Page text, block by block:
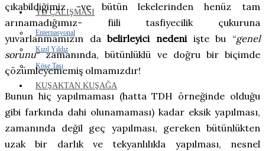
YD ÇALIŞMASI
Enternasyonal
Kızıl Yıldız
Köşe Taşı
KUŞAKTAN KUŞAĞA
çıkabildiğimiz -ve bütün lekelerinden henüz tam
arınamadığımız- fiili tasfiyecilik çukuruna
yuvarlanmamızın dabelirleyici nedeniişte bu “genel
sorunu“ zamanında, bütünlüklü ve doğru bir biçimde
çözümleyememiş olmamızdır!
Bunun hiç yapılmaması (hatta TDH örneğinde olduğu
gibi farkında dahi olunamaması) kadar eksik yapılması,
zamanında değil geç yapılması, gereken bütünlükten
uzak bir darlık ve tekyanlılıkla yapılması, nesnel